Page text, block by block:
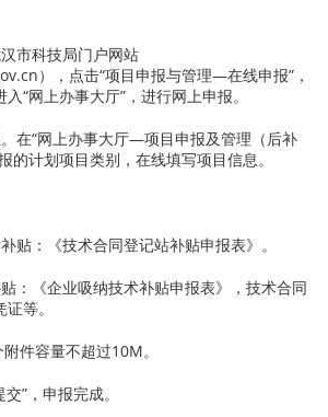
市科技局门户网站
），点击“项目申报与管理—在线申报”，
“网上办事大厅”，进行网上申报。
在“网上办事大厅—项目申报及管理（后补
的计划项目类别，在线填写项目信息。
贴：《技术合同登记站补贴申报表》。
贴：《企业吸纳技术补贴申报表》，技术合同
等。
件容量不超过10M。
”，申报完成。